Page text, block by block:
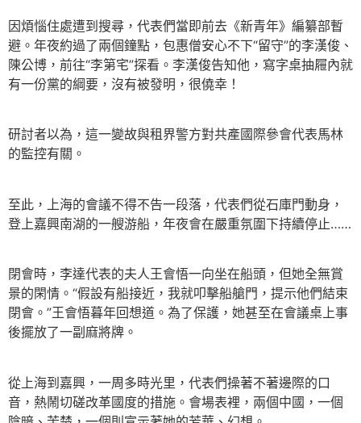
因煩惱住處遭到搜尋，代表們當即前去《新青年》編纂部暫
避。年夜約過了兩個鐘點，包惠僧安心不下“留守”的李漢俊、
陳公博，前往“李第宅”探看。李漢俊告知他，寫字桌抽屜內就
有一份黨的綱要，沒有被發明，很僥幸！
研討者以為，這一變故與租界警方對共產國際參會代表馬林
的監控有關。
至此，上海的會議不得不告一段落，代表們從石庫門動身，
登上嘉興南湖的一艘游船，年夜會在嚴重氛圍下持續停止……
閉會時，李達代表的夫人王會悟一向坐在船頭，但她全無賞
景的閑情。“假設有船接近，我就叩擊船艙門，提示他們結束
閉會。”王會悟暮年回想道。為了保護，她甚至在會議桌上事
後擺放了一副麻將牌。
從上海到嘉興，一周多時光里，代表們操著不著邊際的口
音，熱鬧切磋改革國度的措施。會場表裡，兩個中國，一個